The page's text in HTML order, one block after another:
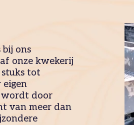
ons
onze kwekerij
tot
wordt door
van meer dan